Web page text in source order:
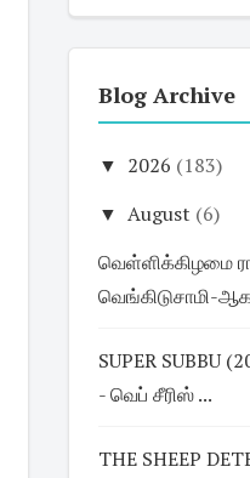
Blog Archive
▼ 2026 (183)
▼ August (6)
வெள்ளிக்கிழமை
வெங்கிடுசாமி-
SUPER SUBBU
- வெப் சீரிஸ் ...
THE SHEEP